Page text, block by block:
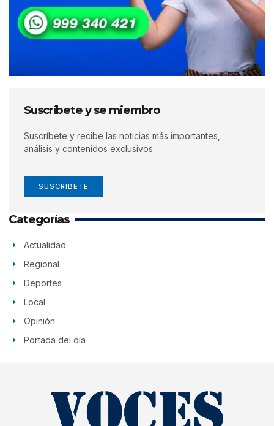
Suscríbete y se miembro
Suscríbete y recibe las noticias más importantes,
análisis y contenidos exclusivos.
SUSCRÍBETE
Categorías
Actualidad
Regional
Deportes
Local
Opinión
Portada del día